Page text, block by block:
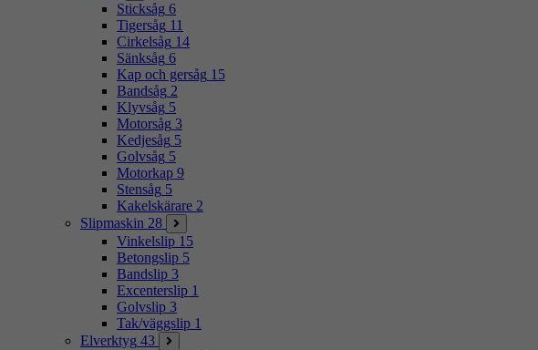
Sticksåg 6
Tigersåg 11
Cirkelsåg 14
Sänksåg 6
Kap och gersåg 15
Bandsåg 2
Klyvsåg 5
Motorsåg 3
Kedjesåg 5
Golvsåg 5
Motorkap 9
Stensåg 5
Kakelskärare 2
Slipmaskin 28
Vinkelslip 15
Betongslip 5
Bandslip 3
Excenterslip 1
Golvslip 3
Tak/väggslip 1
Elverktyg 43